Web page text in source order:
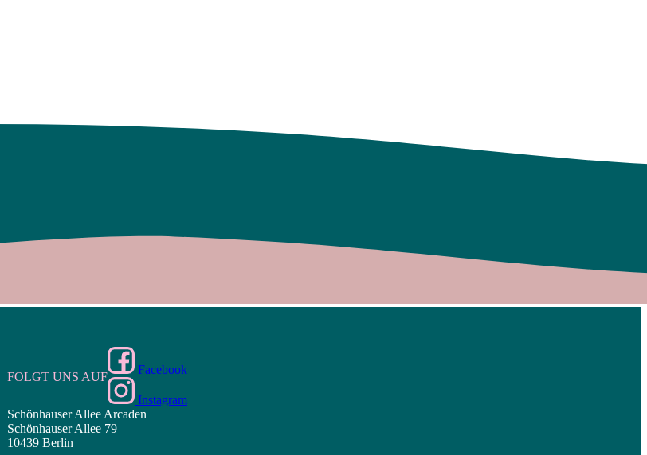
FOLGT UNS AUF
Facebook
Instagram
Schönhauser Allee Arcaden
Schönhauser Allee 79
10439 Berlin